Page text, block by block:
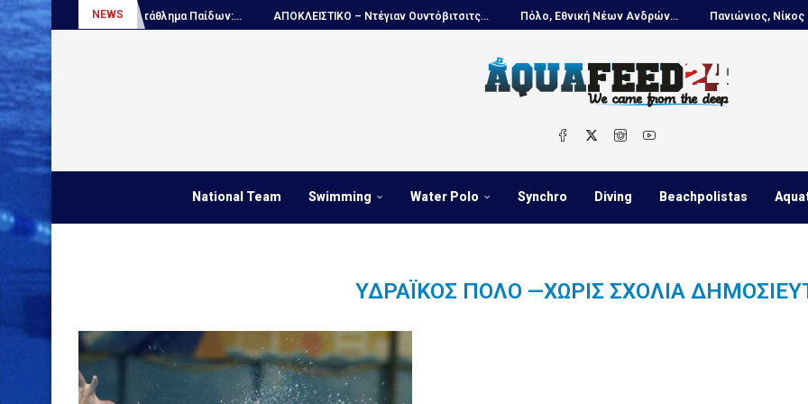
NEWS
Παγκόσμιο πρωτάθλημα Παίδων:... ΑΠΟΚΛΕΙΣΤΙΚΟ – Ντέγιαν Ουντόβιτσιτς... Πόλο, Εθνική Νέων Ανδρών... Πανιώνιος, Νίκος
National Team Swimming Water Polo Synchro Diving Beachpolistas
ΥΔΡΑΪΚΌΣ ΠΌΛΟ —ΧΩΡΊΣ ΣΧΌΛΙΑ